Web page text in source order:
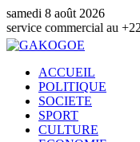
samedi 8 août 2026
au +228 92 69 88
ACCUEIL
POLITIQUE
SOCIETE
SPORT
CULTURE